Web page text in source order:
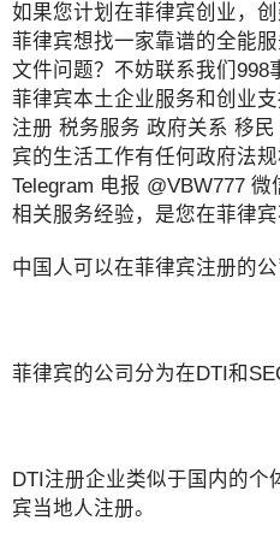
如果您计划在菲律宾创业，
菲律宾想找一家靠谱的全能
文件问题？不妨联系我们998
菲律宾本土企业服务和创业
注册 税务服务 政府关系 移
宾的生活工作有任何政府法
Telegram 电报 @VBW777
相关服务经验，是您在菲律宾
中国人可以在菲律宾注册的
菲律宾的公司分为在DTI和
DTI注册企业类似于国内的个
宾当地人注册。